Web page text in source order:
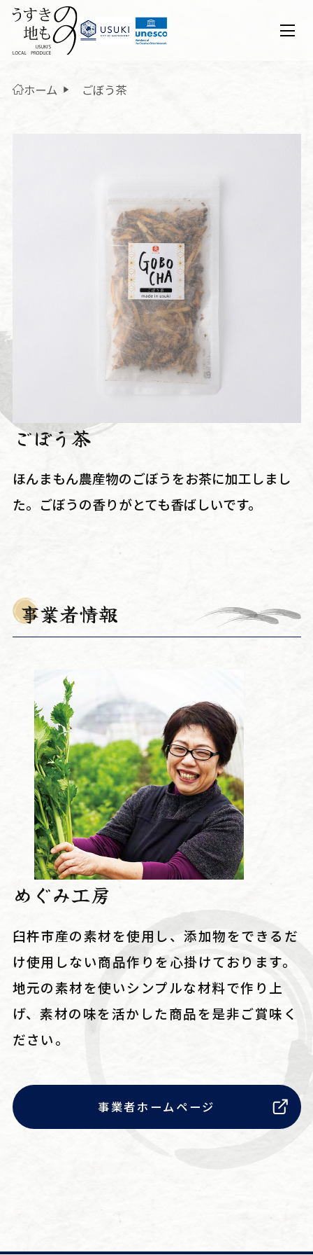
ホーム ごぼう茶
ごぼう茶
ほんまもん農産物のごぼうをお茶に加工しまし
た。ごぼうの香りがとても香ばしいです。
事業者情報
めぐみ工房
臼杵市産の素材を使用し、添加物をできるだ
け使用しない商品作りを心掛けております。
地元の素材を使いシンプルな材料で作り上
げ、素材の味を活かした商品を是非ご賞味く
ださい。
事業者ホームページ